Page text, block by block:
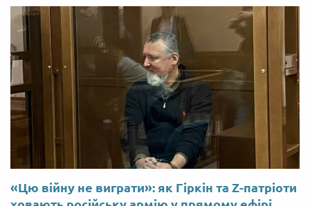
«Цю війну не виграти»: як Гіркін та Z-патріоти